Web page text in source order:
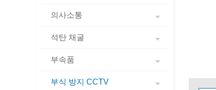
의사소통
석탄 채굴
부속품
부식 방지 CCTV